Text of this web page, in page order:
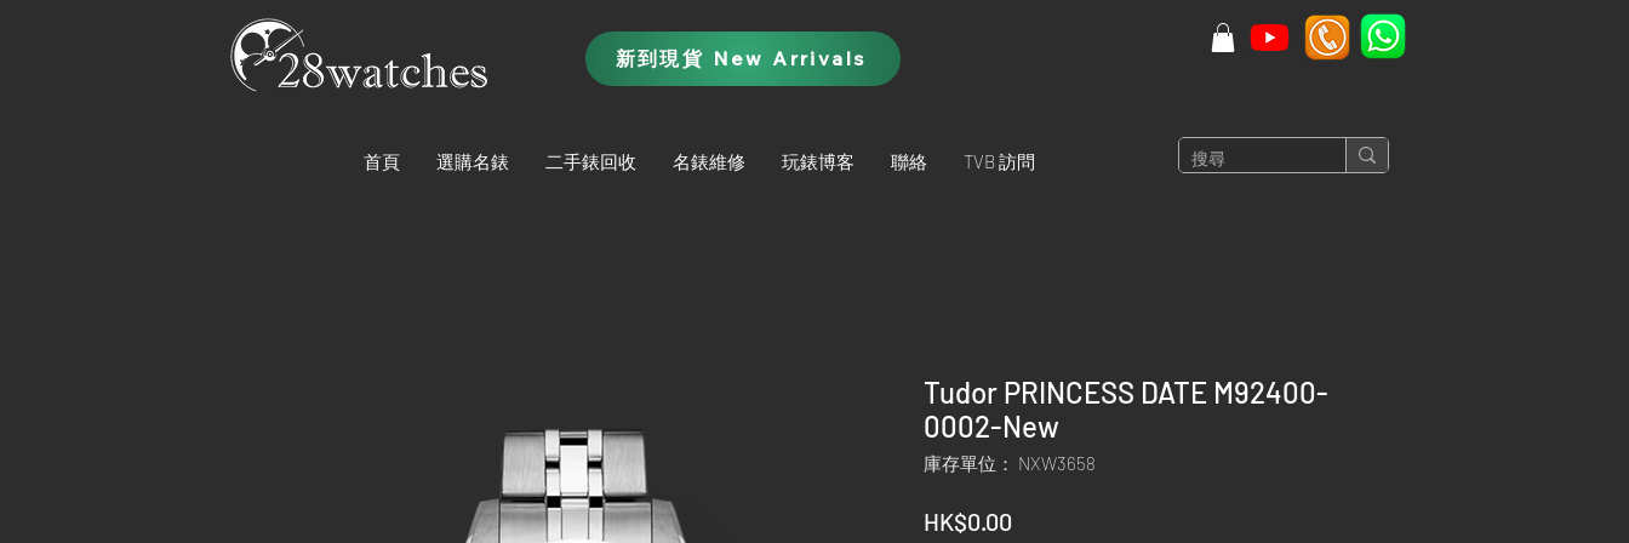
新到現貨 New Arrivals
首頁 選購名錶 二手錶回收 名錶維修 玩錶博客 聯絡 TVB 訪問
Tudor PRINCESS DATE M92400-
0002-New
庫存單位： NXW3658
HK$0.00